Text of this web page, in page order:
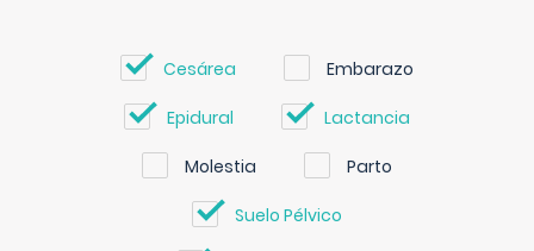
Cesárea Embarazo
Epidural Lactancia
Molestia Parto
Suelo Pélvico